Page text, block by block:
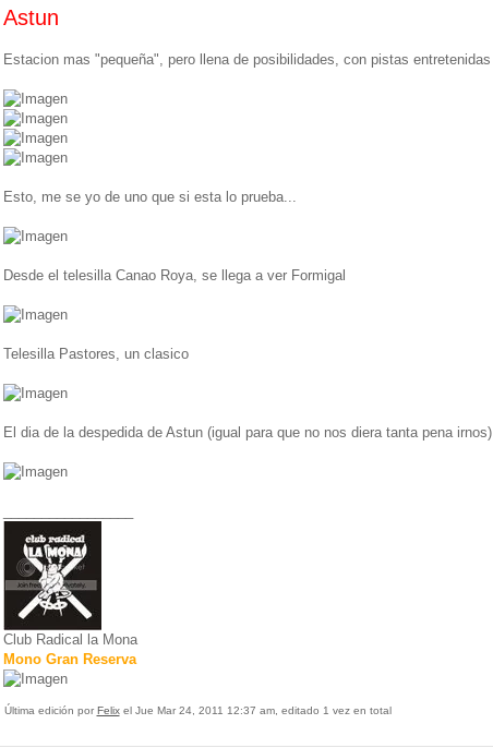
Astun
Estacion mas "pequeña", pero llena de posibilidades, con pistas entretenidas
Esto, me se yo de uno que si esta lo prueba...
Desde el telesilla Canao Roya, se llega a ver Formigal
Telesilla Pastores, un clasico
El dia de la despedida de Astun (igual para que no nos diera tanta pena irnos)
Club Radical la Mona
Mono Gran Reserva
Última edición por Felixel Jue Mar 24, 2011 12:37 am, editado 1 vez en total